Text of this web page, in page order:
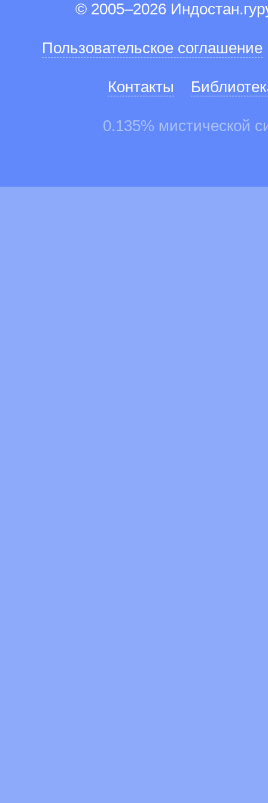
© 2005–2026
Пользовательское соглашение
Контакты
0.135% мистической